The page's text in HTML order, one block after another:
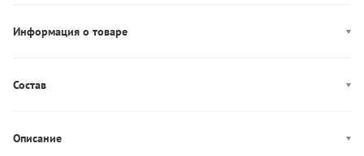
Информация о товаре
Состав
Описание